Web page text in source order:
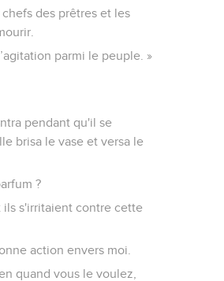
des prêtres et les
parmi le peuple. »
pendant qu'il se
brisa le vase et versa le
?
ils s'irritaient contre cette
action envers moi.
quand vous le voulez,